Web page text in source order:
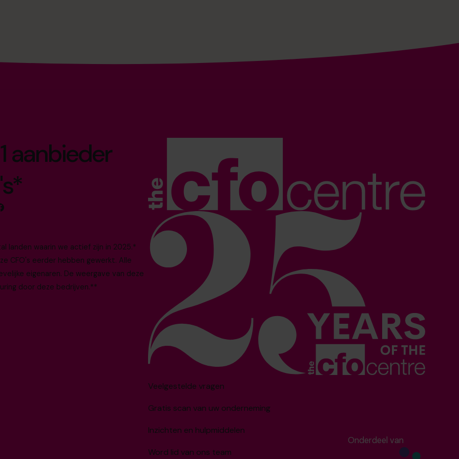
aanbieder
landen waarin we actief zijn in 2025.*
CFO's eerder hebben gewerkt. Alle
eigenaren. De weergave van deze
door deze bedrijven.**
Veelgestelde vragen
Gratis scan van uw onderneming
Inzichten en hulpmiddelen
Word lid van ons team
Onderdeel van